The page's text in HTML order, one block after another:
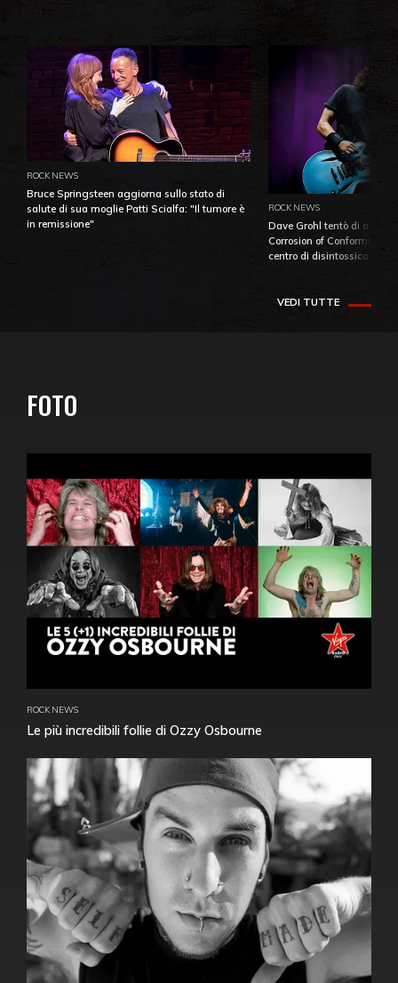
ROCK NEWS
Bruce Springsteen aggiorna sullo stato di
salute di sua moglie Patti Scialfa: "Il tumore è
in remissione"
ROCK NEWS
Dave Grohl tentò di
Corrosion of Conformity
centro di
VEDI TUTTE
FOTO
ROCK NEWS
Le più incredibili follie di Ozzy Osbourne